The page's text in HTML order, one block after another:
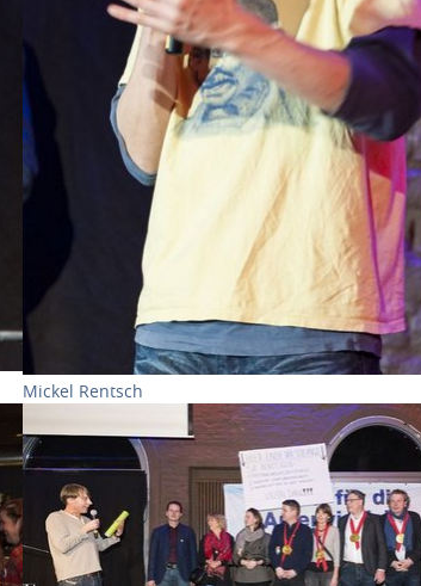
Mickel Rentsch
Show larger version